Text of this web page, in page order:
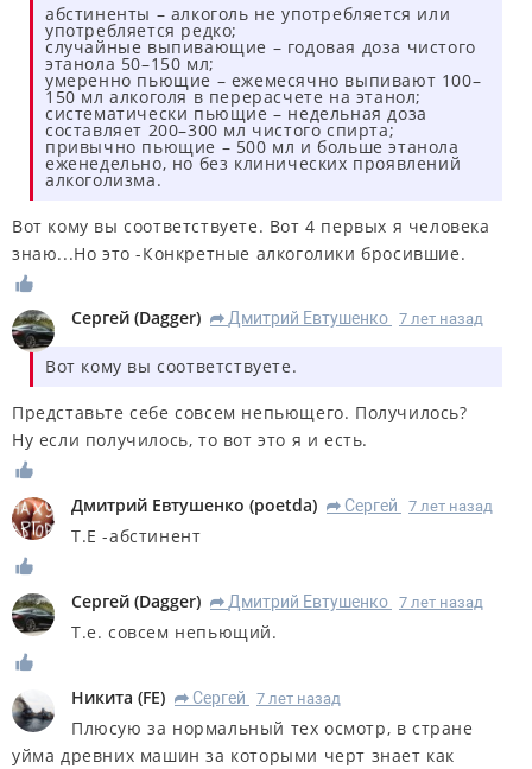
абстиненты – алкоголь не употребляется или
употребляется редко;
случайные выпивающие – годовая доза чистого
этанола 50–150 мл;
умеренно пьющие – ежемесячно выпивают 100–
150 мл алкоголя в перерасчете на этанол;
систематически пьющие – недельная доза
составляет 200–300 мл чистого спирта;
привычно пьющие – 500 мл и больше этанола
еженедельно, но без клинических проявлений
алкоголизма.
Вот кому вы соответствуете. Вот 4 первых я человека
знаю...Но это -Конкретные алкоголики бросившие.
Сергей (Dagger) R Дмитрий Евтушенко 7 лет назад
Вот кому вы соответствуете.
Представьте себе совсем непьющего. Получилось?
Ну если получилось, то вот это я и есть.
Дмитрий Евтушенко (poetda) R Сергей 7 лет назад
Т.Е -абстинент
Сергей (Dagger) R Дмитрий Евтушенко 7 лет назад
Т.е. совсем непьющий.
Никита (FE) R Сергей 7 лет назад
Плюсую за нормальный тех осмотр, в стране
уйма древних машин за которыми черт знает как